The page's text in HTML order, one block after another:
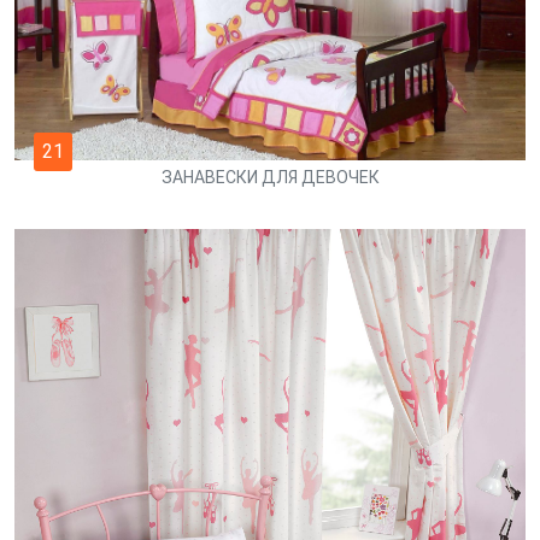
21
ЗАНАВЕСКИ ДЛЯ ДЕВОЧЕК